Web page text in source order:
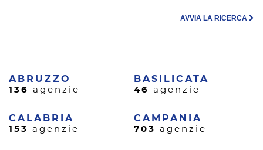
AVVIA LA RICERCA
ABRUZZO
136 agenzie
BASILICATA
46 agenzie
CALABRIA
153 agenzie
CAMPANIA
703 agenzie